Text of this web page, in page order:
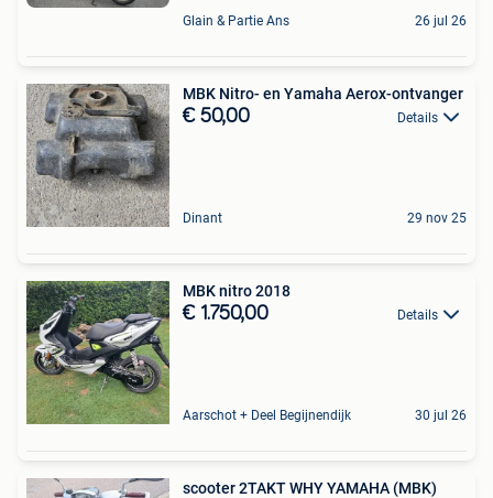
Glain & Partie Ans 26 jul 26
MBK Nitro- en Yamaha Aerox-ontvanger
€ 50,00 Details
Dinant 29 nov 25
MBK nitro 2018
€ 1.750,00 Details
Aarschot + Deel Begijnendijk 30 jul 26
scooter 2TAKT WHY YAMAHA (MBK)